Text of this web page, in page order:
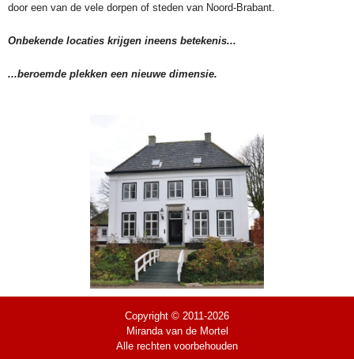
door een van de vele dorpen of steden van Noord-Brabant.
Onbekende locaties krijgen ineens betekenis...
...beroemde plekken een nieuwe dimensie.
Copyright © 2011-2026
Miranda van de Mortel
Alle rechten voorbehouden